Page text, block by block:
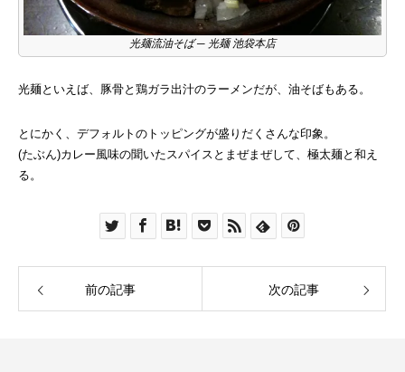
光麺流油そば ─ 光麺 池袋本店
光麺といえば、豚骨と鶏ガラ出汁のラーメンだが、油そばもある。
とにかく、デフォルトのトッピングが盛りだくさんな印象。
(たぶん)カレー風味の聞いたスパイスとまぜまぜして、極太麺と和え
る。
前の記事 次の記事